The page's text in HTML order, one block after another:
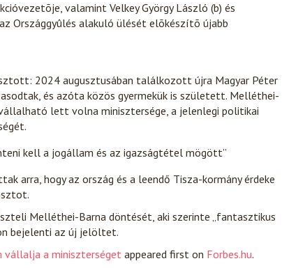
valamint Velkey György László (b) és
Országgyûlés alakuló ülését elõkészítõ újabb
2024 augusztusában találkozott újra Magyar Péter
és azóta közös gyermekük is született. Melléthei-
lett volna minisztersége, a jelenlegi politikai
kell a jogállam és az igazságtétel mögött”
arra, hogy az ország és a leendő Tisza-kormány érdeke
Melléthei-Barna döntését, aki szerinte „fantasztikus
bejelenti az új jelöltet.
vállalja a miniszterséget appeared first on Forbes.hu.